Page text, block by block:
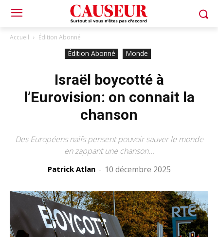
Accueil Édition Abonné
Édition Abonné Monde
Israël boycotté à
l’Eurovision: on connait la
chanson
Des Européens naïfs pensent pouvoir sauver le monde
en zappant une chanson...
Patrick Atlan - 10 décembre 2025